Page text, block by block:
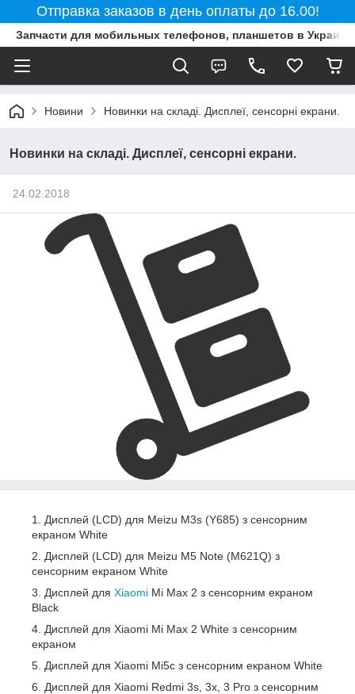
Отправка заказов в день оплаты до 16.00!
Запчасти для мобильных телефонов, планшетов в
Новини Новинки на складі. Дисплеї, сенсорні екрани.
Новинки на складі. Дисплеї, сенсорні екрани.
24.02.2018
Дисплей (LCD) для Meizu M3s (Y685) з сенсорним
екраном White
Дисплей (LCD) для Meizu M5 Note (M621Q) з
сенсорним екраном White
Дисплей для Xiaomi Mi Max 2 з сенсорним екраном
Black
Дисплей для Xiaomi Mi Max 2 White з сенсорним
екраном
Дисплей для Xiaomi Mi5c з сенсорним екраном White
Дисплей для Xiaomi Redmi 3s, 3x, 3 Pro з сенсорним